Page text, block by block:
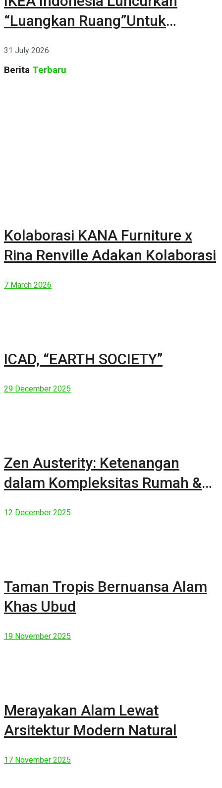
“Luangkan Ruang”Untuk
31 July 2026
Berita Terbaru
Kolaborasi KANA Furniture x
Rina Renville Adakan Kolaborasi
7 March 2026
ICAD, “EARTH SOCIETY”
29 December 2025
Zen Austerity: Ketenangan
dalam Kompleksitas Rumah &
12 December 2025
Taman Tropis Bernuansa Alam
Khas Ubud
19 November 2025
Merayakan Alam Lewat
Arsitektur Modern Natural
17 November 2025